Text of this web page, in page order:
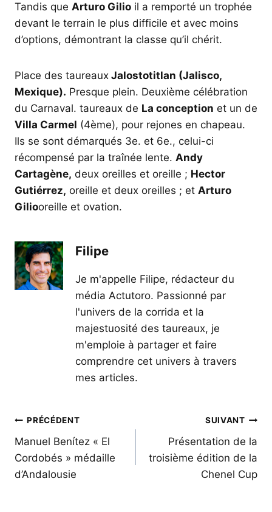
Tandis que Arturo Gilio il a remporté un trophée
devant le terrain le plus difficile et avec moins
d’options, démontrant la classe qu’il chérit.
Place des taureaux Jalostotitlan (Jalisco,
Mexique). Presque plein. Deuxième célébration
du Carnaval. taureaux de La conception et un de
Villa Carmel (4ème), pour rejones en chapeau.
Ils se sont démarqués 3e. et 6e., celui-ci
récompensé par la traînée lente. Andy
Cartagène, deux oreilles et oreille ; Hector
Gutiérrez, oreille et deux oreilles ; et Arturo
Giliooreille et ovation.
Filipe
Je m'appelle Filipe, rédacteur du
média Actutoro. Passionné par
l'univers de la corrida et la
majestuosité des taureaux, je
m'emploie à partager et faire
comprendre cet univers à travers
mes articles.
Navigation
de
l’article
PRÉCÉDENT
Manuel Benítez « El
Cordobés » médaille
d’Andalousie
SUIVANT
Présentation de la
troisième édition de la
Chenel Cup